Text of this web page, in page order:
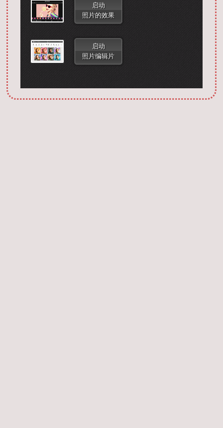
Запустить фотошоп
启动
照片的效果
启动
照片编辑片